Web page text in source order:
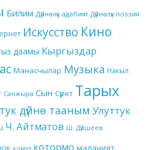
Билим Дүйнөлүк адабият Дүйнөлүк поэзия
Искусство Кино
даамы Кыргыздар
Манасчылар Музыка Накыл
Санжыра Сын Сүрөт Тарых
дүйнө тааным Улуттук
Ч. Айтматов Ш. Дүйшеев
комуз котормо маданият